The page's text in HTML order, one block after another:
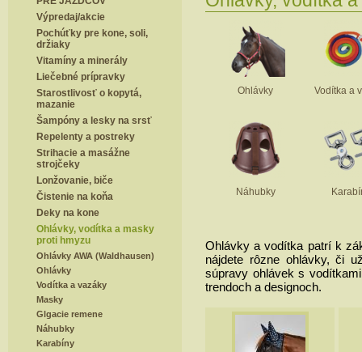
Výpredaj/akcie
Pochúťky pre kone, soli,
držiaky
Vitamíny a minerály
Liečebné prípravky
Starostlivosť o kopytá,
mazanie
Šampóny a lesky na srsť
Repelenty a postreky
Strihacie a masážne
strojčeky
Lonžovanie, biče
Čistenie na koňa
Deky na kone
Ohlávky, vodítka a masky
proti hmyzu
Ohlávky AWA (Waldhausen)
Ohlávky
Vodítka a vazáky
Masky
Glgacie remene
Náhubky
Karabíny
Ohlávky Vodítka a
Náhubky
Ohlávky a vodítka patrí k
nájdete rôzne ohlávky, či
súpravy ohlávek s
trendoch a designoch.